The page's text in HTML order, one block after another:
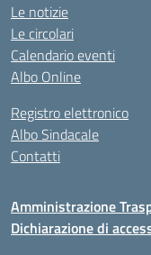
Le notizie
Le circolari
Calendario eventi
Albo Online
Registro elettronico
Albo Sindacale
Contatti
Amministrazione
Dichiarazione di